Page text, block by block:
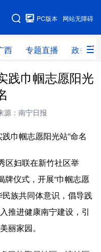
网站无障碍
PC版本
西 专题直播 政务信
专题直播
时政 人事
网评 港澳
全球连线
践巾帼志愿阳光
源：南宁日报
巾帼志愿阳光站”命名
妇联在新竹社区举
牌仪式，开展“巾帼志愿
族共同体意识，倡导践
推进健康南宁建设，引
丽家园。